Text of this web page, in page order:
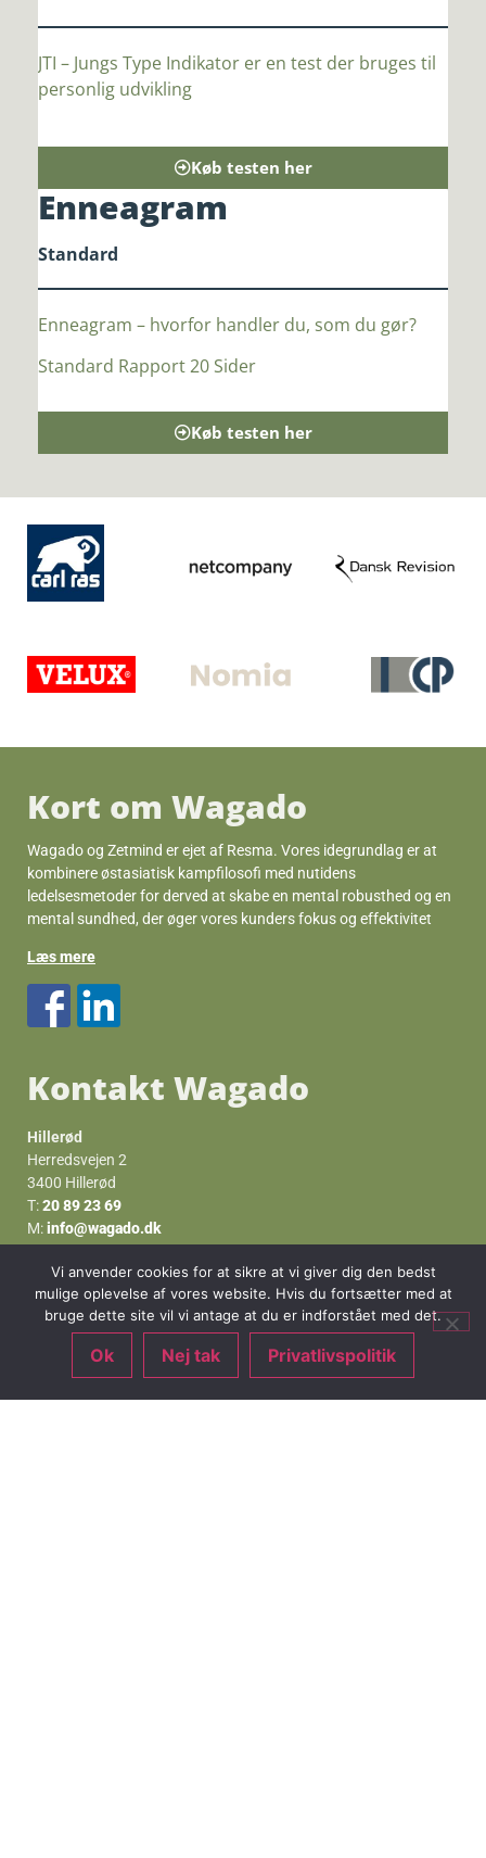
JTI – Jungs Type Indikator er en test der bruges til
personlig udvikling
Køb testen her
Enneagram
Standard
Enneagram – hvorfor handler du, som du gør?
Standard Rapport20 Sider
Køb testen her
Kort om Wagado
Wagado og Zetmind er ejet af Resma. Vores idegrundlag er at
kombinere østasiatisk kampfilosofi med nutidens
ledelsesmetoder for derved at skabe en mental robusthed og en
mental sundhed, der øger vores kunders fokus og effektivitet
Læs mere
Kontakt Wagado
Hillerød
Herredsvejen 2
3400 Hillerød
T:20 89 23 69
M:info@wagado.dk
Fredensborg
Vilhelmsro 140
3480 Fredensborg
40 10 28 03
info@wagado.dk
CVR: 20 8 172 75
Vi anvender cookies for at sikre at vi giver dig den bedst
mulige oplevelse af vores website. Hvis du fortsætter med at
bruge dette site vil vi antage at du er indforstået med det.
Ok Nej tak Privatlivspolitik